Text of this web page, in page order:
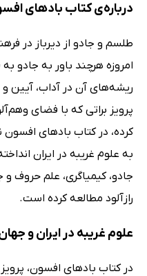
درباره‌ی کتاب بادهای
طلسم و جادو از دیرباز در
امروزه هرچند باور به جادو
ریشه‌های آن در آداب، آیین و
پرویز براتی که با فضای
کرده، در کتاب بادهای
به علوم غریبه در ایران
جادو، کیمیاگری، علم حروف
رازآلود مطالعه کرده است.
علوم غریبه در ایران و
در کتاب بادهای افسون،